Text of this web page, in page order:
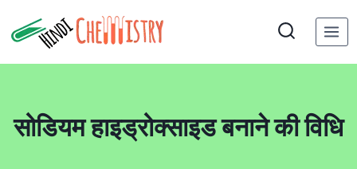
to
सोडियम हाइड्रोक्साइड बनाने की विधि